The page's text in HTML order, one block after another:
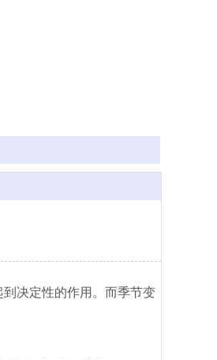
决定性的作用。而季节变